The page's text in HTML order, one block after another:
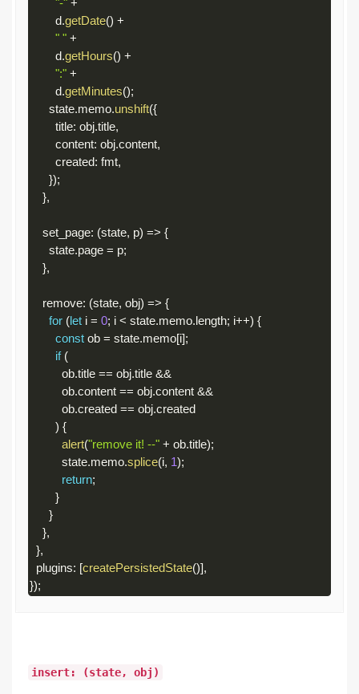
"-" +
        d
.getDate() +
" " +
        d
.getHours() +
":" +
        d
.getMinutes();
      state
.memo.unshift({
        title
: obj.title,
        content
: obj.content,
        created
: fmt,
});
},
    set_page
: (state, p) => {
      state
.page = p;
},
    remove
: (state, obj) => {
for (let i = 0; i < state.memo.length; i++) {
const ob = state.memo[i];
if (
          ob
.title == obj.title &&
          ob
.content == obj.content &&
          ob
.created == obj.created
) {
alert("remove it! --" + ob.title);
          state
.memo.splice(i, 1);
return;
}
}
},
},
  plugins
: [createPersistedState()],
});
javascript
insert: (state, obj)